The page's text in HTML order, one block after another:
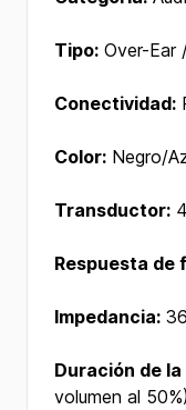
Tipo: Over-Ear
Conectividad:
Color: Negro/
Transductor:
Respuesta de
Impedancia:
Duración de
volumen al 50%)